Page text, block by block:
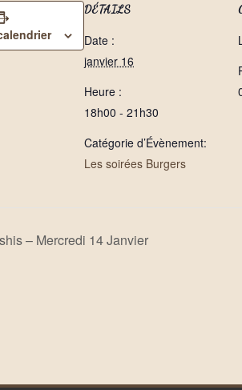
DÉTAILS
Date :
janvier 16
Heure :
18h00 - 21h30
Catégorie d’Évènement:
Les soirées Burgers
– Mercredi 14 Janvier